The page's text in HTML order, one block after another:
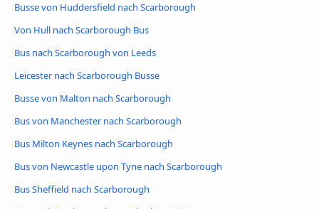
Busse von Huddersfield nach Scarborough
Von Hull nach Scarborough Bus
Bus nach Scarborough von Leeds
Leicester nach Scarborough Busse
Busse von Malton nach Scarborough
Bus von Manchester nach Scarborough
Bus Milton Keynes nach Scarborough
Bus von Newcastle upon Tyne nach Scarborough
Bus Sheffield nach Scarborough